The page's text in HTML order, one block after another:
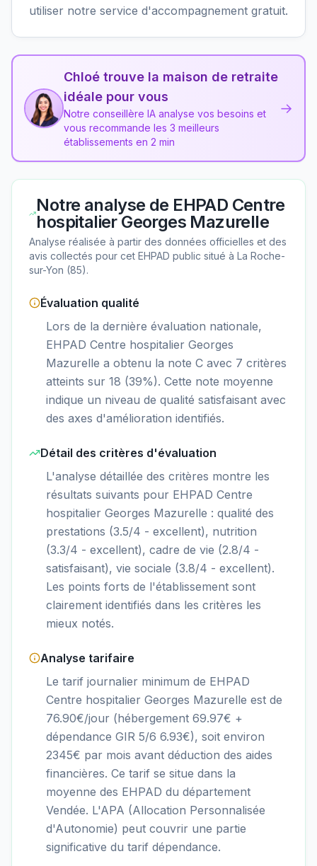
utiliser notre service d'accompagnement gratuit.
Chloé trouve la maison de retraite
idéale pour vous
Notre conseillère IA analyse vos besoins et
vous recommande les 3 meilleurs
établissements en 2 min
→
Notre analyse de EHPAD Centre
hospitalier Georges Mazurelle
Analyse réalisée à partir des données officielles et des
avis collectés pour cet EHPAD public situé à La Roche-
sur-Yon (85).
Évaluation qualité
Lors de la dernière évaluation nationale,
EHPAD Centre hospitalier Georges
Mazurelle a obtenu la note C avec 7 critères
atteints sur 18 (39%). Cette note moyenne
indique un niveau de qualité satisfaisant avec
des axes d'amélioration identifiés.
Détail des critères d'évaluation
L'analyse détaillée des critères montre les
résultats suivants pour EHPAD Centre
hospitalier Georges Mazurelle : qualité des
prestations (3.5/4 - excellent), nutrition
(3.3/4 - excellent), cadre de vie (2.8/4 -
satisfaisant), vie sociale (3.8/4 - excellent).
Les points forts de l'établissement sont
clairement identifiés dans les critères les
mieux notés.
Analyse tarifaire
Le tarif journalier minimum de EHPAD
Centre hospitalier Georges Mazurelle est de
76.90€/jour (hébergement 69.97€ +
dépendance GIR 5/6 6.93€), soit environ
2345€ par mois avant déduction des aides
financières. Ce tarif se situe dans la
moyenne des EHPAD du département
Vendée. L'APA (Allocation Personnalisée
d'Autonomie) peut couvrir une partie
significative du tarif dépendance.